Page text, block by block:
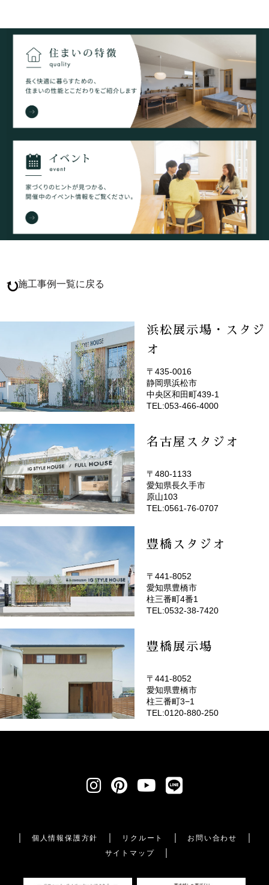
施工事例一覧に戻る
浜松展示場・スタジ
オ
(EMOTOP浜松)
〒435-0016
静岡県浜松市
中央区和田町439-1
TEL:053-466-4000
名古屋スタジオ
(EMOTOP名古屋)
〒480-1133
愛知県長久手市
原山103
TEL:0561-76-0707
豊橋スタジオ
(EMOTOP豊橋)
〒441-8052
愛知県豊橋市
柱三番町4番1
TEL:0532-38-7420
豊橋展示場
〒441-8052
愛知県豊橋市
柱三番町3−1
TEL:0120-880-250
個人情報保護方針 リクルート
お問い合わせ
サイトマップ